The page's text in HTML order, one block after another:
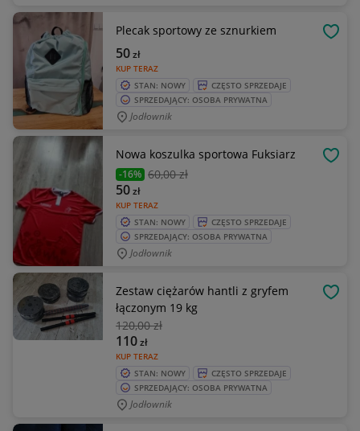
Plecak sportowy ze sznurkiem
KUP TERAZ
50zł
STAN: NOWY
CZĘSTO SPRZEDAJE
SPRZEDAJĄCY: OSOBA PRYWATNA
Jodłownik
Nowa koszulka sportowa Fuksiarz
-16% 60,00 zł
KUP TERAZ
50zł
STAN: NOWY
CZĘSTO SPRZEDAJE
SPRZEDAJĄCY: OSOBA PRYWATNA
Jodłownik
Zestaw ciężarów hantli z gryfem
łączonym 19 kg
120,00 zł
KUP TERAZ
110zł
STAN: NOWY
CZĘSTO SPRZEDAJE
SPRZEDAJĄCY: OSOBA PRYWATNA
Jodłownik